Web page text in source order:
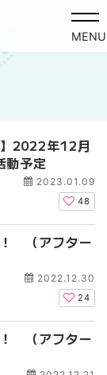
MENU
2022年12月
動予定
2023.01.09
48
（アフター
2022.12.30
24
（アフター